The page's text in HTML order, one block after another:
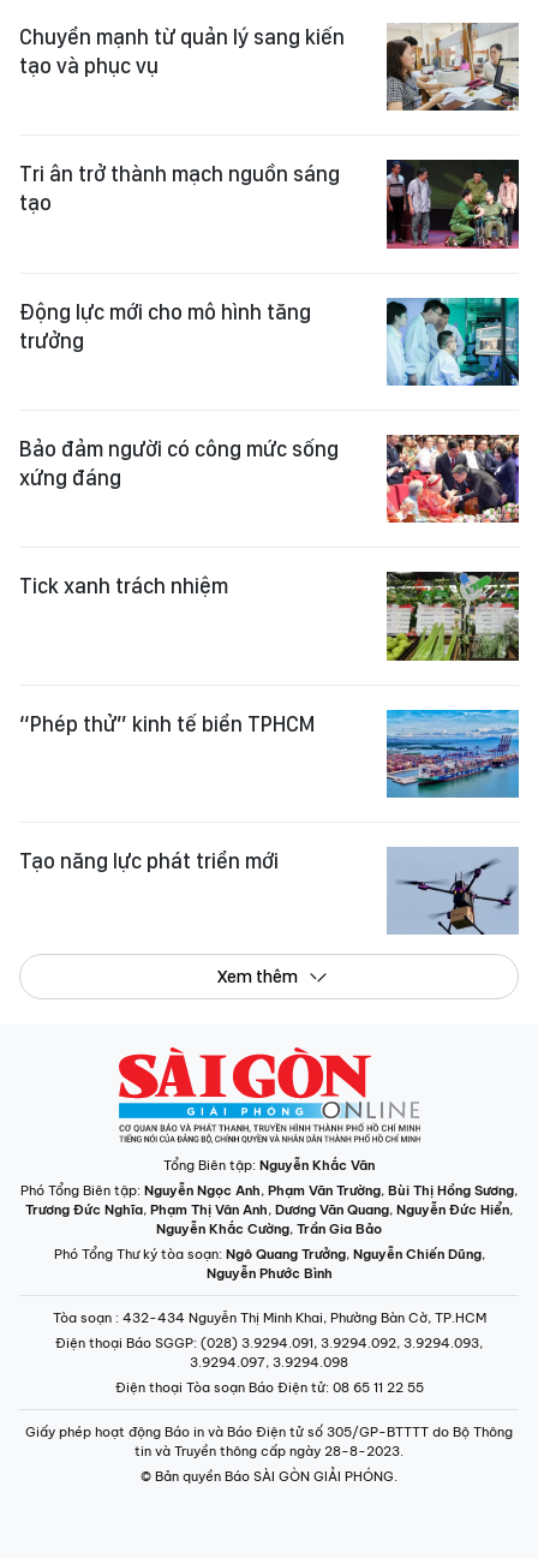
Chuyển mạnh từ quản lý sang kiến
tạo và phục vụ
Tri ân trở thành mạch nguồn sáng
tạo
Động lực mới cho mô hình tăng
trưởng
Bảo đảm người có công mức sống
xứng đáng
Tick xanh trách nhiệm
“Phép thử” kinh tế biển TPHCM
Tạo năng lực phát triển mới
Xem thêm
Tổng Biên tập: Nguyễn Khắc Văn
Phó Tổng Biên tập: Nguyễn Ngọc Anh, Phạm Văn Trường, Bùi Thị Hồng Sương,
Trương Đức Nghĩa, Phạm Thị Vân Anh, Dương Văn Quang, Nguyễn Đức Hiển,
Nguyễn Khắc Cường, Trần Gia Bảo
Phó Tổng Thư ký tòa soạn: Ngô Quang Trưởng, Nguyễn Chiến Dũng,
Nguyễn Phước Bình
Tòa soạn : 432-434 Nguyễn Thị Minh Khai, Phường Bàn Cờ, TP.HCM
Điện thoại Báo SGGP: (028) 3.9294.091, 3.9294.092, 3.9294.093,
3.9294.097, 3.9294.098
Điện thoại Tòa soạn Báo Điện tử: 08 65 11 22 55
Giấy phép hoạt động Báo in và Báo Điện tử số 305/GP-BTTTT do Bộ Thông
tin và Truyền thông cấp ngày 28-8-2023.
© Bản quyền Báo SÀI GÒN GIẢI PHÓNG.